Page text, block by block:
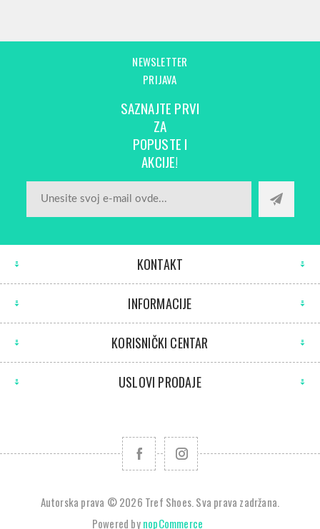
NEWSLETTER
PRIJAVA
SAZNAJTE PRVI
ZA
POPUSTE I
AKCIJE!
KONTAKT
INFORMACIJE
KORISNIČKI CENTAR
USLOVI PRODAJE
Autorska prava © 2026 Tref Shoes. Sva prava zadržana.
Powered bynopCommerce